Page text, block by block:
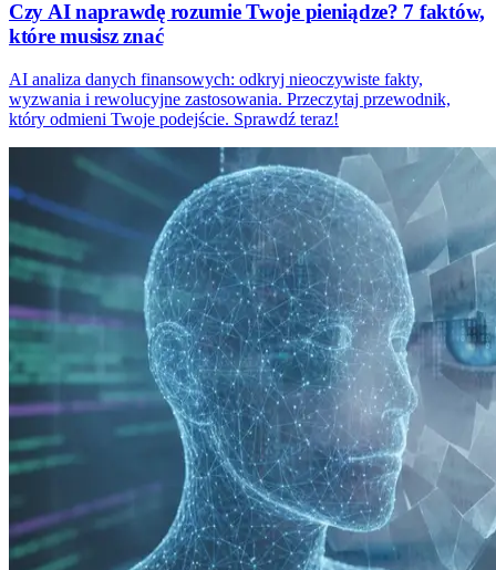
Czy AI naprawdę rozumie Twoje pieniądze? 7 faktów,
które musisz znać
AI analiza danych finansowych: odkryj nieoczywiste fakty,
wyzwania i rewolucyjne zastosowania. Przeczytaj przewodnik,
który odmieni Twoje podejście. Sprawdź teraz!